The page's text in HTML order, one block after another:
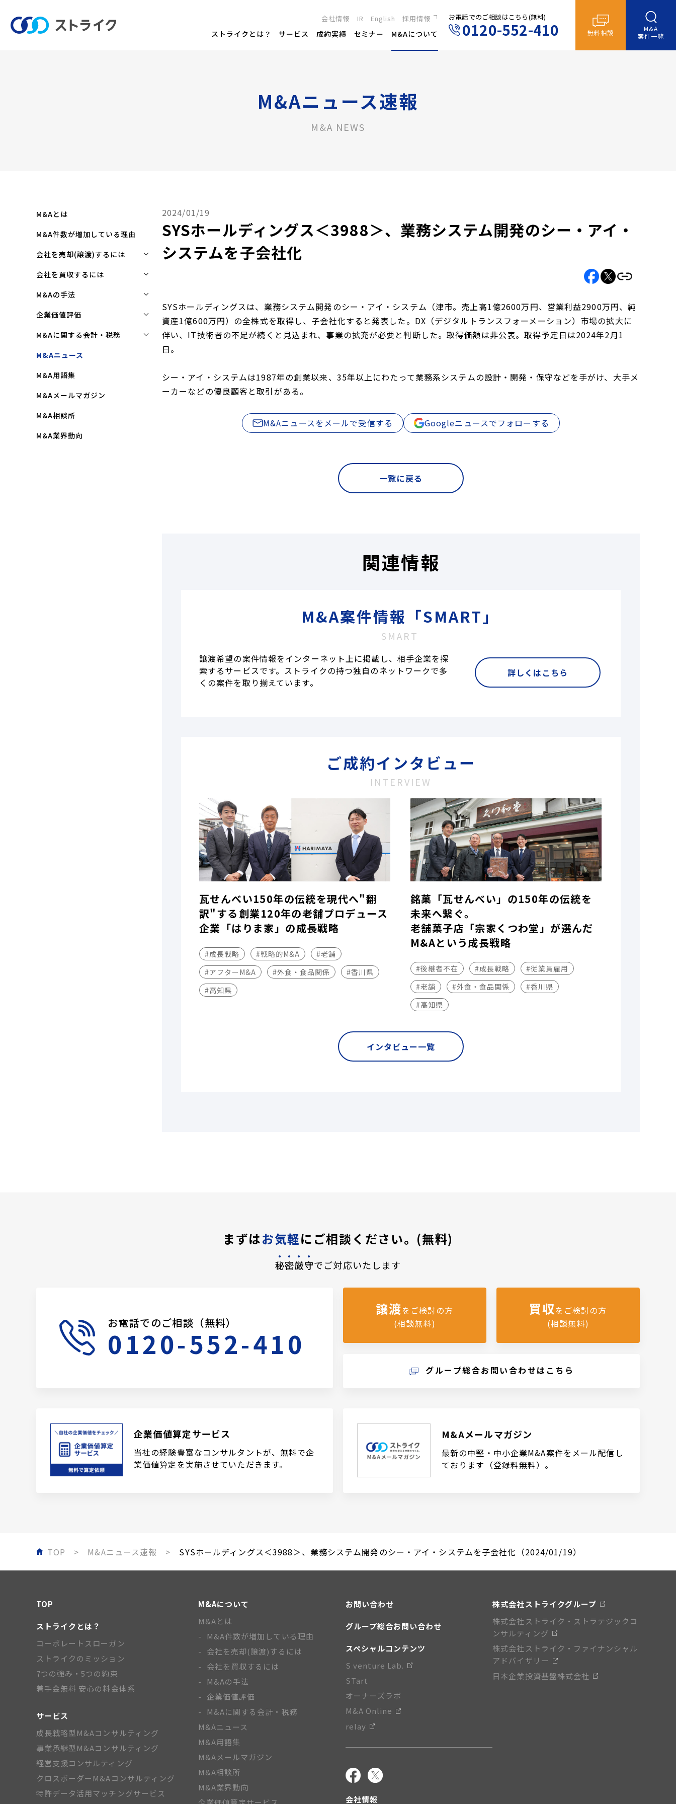
会社情報 IR English 採用情報
新卒採用
キャリア採用
ストライクとは？ サービス 成約実績 セミナー M&Aについて
お電話でのご相談はこちら(無料)
0120-552-410 無料相談
M&A
案件一覧
M&Aニュース速報
M&A NEWS
M&Aとは
M&A件数が増加している理由
会社を売却(譲渡)するには
会社を売却(譲渡)するには
M&Aで売れる会社の条件とは
M&Aで買い手はここを見る
会社を買収するには
会社を買収するには
企業買収を成功させるポイント
買収監査(デューディリジェン
ス)とは
クロージングと引継ぎ
企業買収の流れと手順
M&Aの手法
株式譲渡
第三者割当増資
資本業務提携
企業価値評価
企業価値評価(バリュエーショ
企業評価と売買価格の違い
中小企業M&Aにおける企業価値
ン)の算定方法
純資産法(コストアプローチ)
M&Aに関する会計・税務
株式譲渡にかかる税金(個人・
事業譲渡にかかる税金(個人・
法人)
M&Aにおける節税(役職退職金
スキーム)
赤字・債務超過会社の買収制限
M&Aニュース
M&A用語集
M&Aメールマガジン
M&A相談所
M&A業界動向
2024/01/19
SYSホールディングス＜3988＞、業務システム開発のシー・アイ・
システムを子会社化
SYSホールディングスは、業務システム開発のシー・アイ・システム（津市。売上高1億2600万円、営業利益2900万円、純
資産1億600万円）の全株式を取得し、子会社化すると発表した。DX（デジタルトランスフォーメーション）市場の拡大に
伴い、IT技術者の不足が続くと見込まれ、事業の拡充が必要と判断した。取得価額は非公表。取得予定日は2024年2月1
日。
シー・アイ・システムは1987年の創業以来、35年以上にわたって業務系システムの設計・開発・保守などを手がけ、大手メ
ーカーなどの優良顧客と取引がある。
M&Aニュースをメールで受信する Googleニュースでフォローする
一覧に戻る
関連情報
M&A案件情報「SMART」
SMART
譲渡希望の案件情報をインターネット上に掲載し、相手企業を探
索するサービスです。ストライクの持つ独自のネットワークで多
くの案件を取り揃えています。
詳しくはこちら
ご成約インタビュー
INTERVIEW
瓦せんべい150年の伝統を現代へ"翻
訳"する――創業120年の老舗プロデュース
企業「はりま家」の成長戦略
#成長戦略 #戦略的M&A
#老舗
#アフターM&A
#外食・食品関係
#香川県
#高知県
銘菓「瓦せんべい」の150年の伝統を
未来へ繋ぐ。
老舗菓子店「宗家くつわ堂」が選んだ
M&Aという成長戦略
#後継者不在 #成長戦略
#従業員雇用
#老舗
#外食・食品関係
#香川県
#高知県
インタビュー一覧
まずはお気軽にご相談ください。(無料)
秘密厳守でご対応いたします
お電話でのご相談（無料）
0120-552-410
譲渡をご検討の方
(相談無料)
買収をご検討の方
(相談無料)
グループ総合お問い合わせはこちら
企業価値算定サービス
当社の経験豊富なコンサルタントが、無料で企
業価値算定を実施させていただきます。
M&Aメールマガジン
最新の中堅・中小企業M&A案件をメール配信し
ております（登録料無料）。
TOP M&Aニュース速報 SYSホールディングス＜3988＞、業務システム開発のシー・アイ・システムを子会社化（2024/01/19）
TOP
ストライクとは？
コーポレートスローガン
ストライクのミッション
7つの強み・5つの約束
着手金無料 安心の料金体系
サービス
成長戦略型M&Aコンサルティング
事業承継型M&Aコンサルティング
経営支援コンサルティング
クロスボーダーM&Aコンサルティング
特許データ活用マッチングサービス
M&Aについて
M&Aとは
M&A件数が増加している理由
会社を売却(譲渡)するには
会社を買収するには
M&Aの手法
企業価値評価
M&Aに関する会計・税務
M&Aニュース
M&A用語集
M&Aメールマガジン
M&A相談所
M&A業界動向
お問い合わせ
グループ総合お問い合わせ
スペシャルコンテンツ
S venture Lab.
STart
オーナーズラボ
M&A Online
relay
会社情報
株式会社ストライクグループ
株式会社ストライク・ストラテジックコ
ンサルティング
株式会社ストライク・ファイナンシャル
アドバイザリー
日本企業投資基盤株式会社